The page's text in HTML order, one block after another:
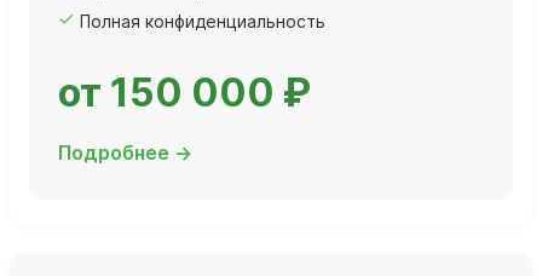
Полная конфиденциальность
от 150 000 ₽
Подробнее →